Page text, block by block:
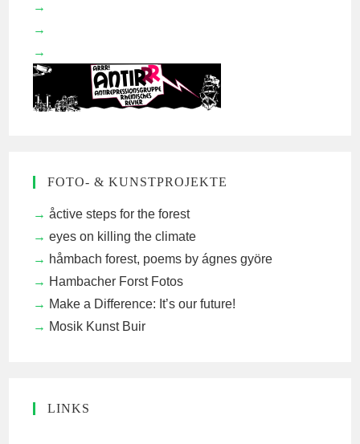
FOTO- & KUNSTPROJEKTE
åctive steps for the forest
eyes on killing the climate
håmbach forest, poems by ágnes györe
Hambacher Forst Fotos
Make a Difference: It’s our future!
Mosik Kunst Buir
LINKS